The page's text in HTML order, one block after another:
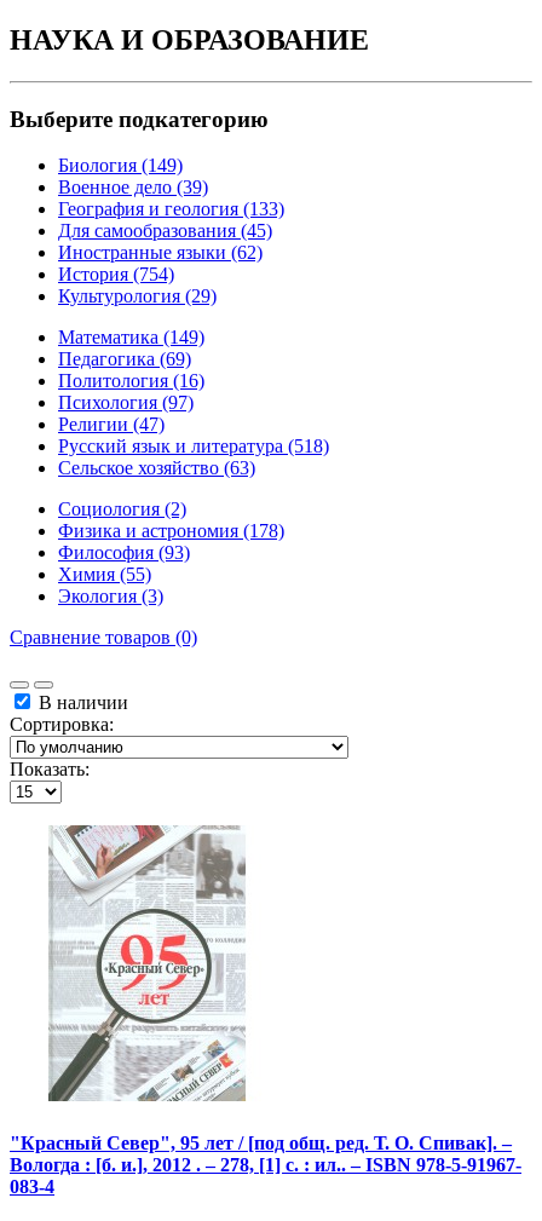
НАУКА И ОБРАЗОВАНИЕ
Выберите подкатегорию
Биология (149)
Военное дело (39)
География и геология (133)
Для самообразования (45)
Иностранные языки (62)
История (754)
Культурология (29)
Математика (149)
Педагогика (69)
Политология (16)
Психология (97)
Религии (47)
Русский язык и литература (518)
Сельское хозяйство (63)
Социология (2)
Физика и астрономия (178)
Философия (93)
Химия (55)
Экология (3)
Сравнение товаров (0)
В наличии
Сортировка:
Показать:
"Красный Север", 95 лет / [под общ. ред. Т. О. Спивак]. –
Вологда : [б. и.], 2012 . – 278, [1] с. : ил.. – ISBN 978-5-91967-
083-4